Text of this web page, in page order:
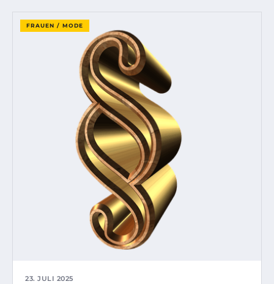
FRAUEN / MODE
23. JULI 2025